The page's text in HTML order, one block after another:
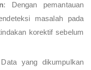
: Dengan pemantauan
masalah pada
korektif sebelum
yang dikumpulkan